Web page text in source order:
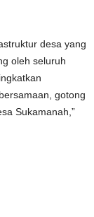
desa yang
oleh seluruh
gotong
Sukamanah,”